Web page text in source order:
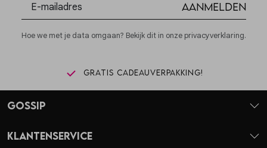
Aanmelden
Hoe we met je data omgaan? Bekijk dit in onze privacyverklaring.
Gratis cadeauverpakking!
Gossip
Klantenservice